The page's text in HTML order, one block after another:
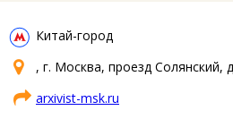
Китай-город
, г. Москва, проезд Солянский,
arxivist-msk.ru